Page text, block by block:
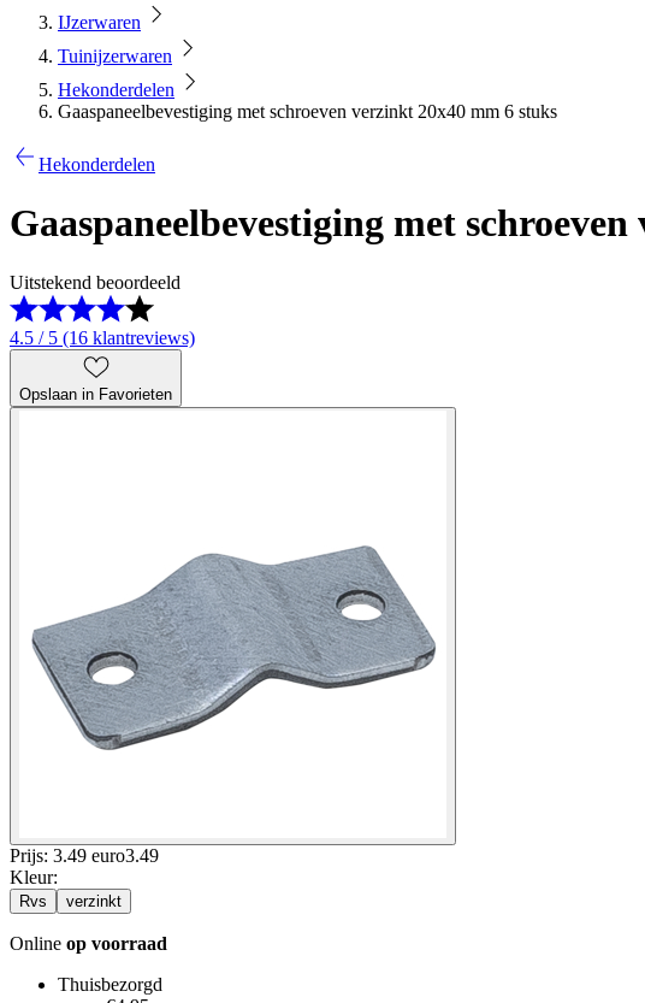
IJzerwaren
Tuinijzerwaren
Hekonderdelen
Gaaspaneelbevestiging met schroeven verzinkt 20x40 mm 6 stuks
Hekonderdelen
Gaaspaneelbevestiging met
Uitstekend beoordeeld
4.5 / 5 (16 klantreviews)
Opslaan in Favorieten
Prijs: 3.49 euro3.49
Kleur:
Rvs verzinkt
Online op voorraad
Thuisbezorgd